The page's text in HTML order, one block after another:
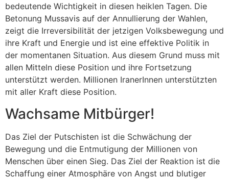
bedeutende Wichtigkeit in diesen heiklen Tagen. Die
Betonung Mussavis auf der Annullierung der Wahlen,
zeigt die Irreversibilität der jetzigen Volksbewegung und
ihre Kraft und Energie und ist eine effektive Politik in
der momentanen Situation. Aus diesem Grund muss mit
allen Mitteln diese Position und ihre Fortsetzung
unterstützt werden. Millionen IranerInnen unterstützten
mit aller Kraft diese Position.
Wachsame Mitbürger!
Das Ziel der Putschisten ist die Schwächung der
Bewegung und die Entmutigung der Millionen von
Menschen über einen Sieg. Das Ziel der Reaktion ist die
Schaffung einer Atmosphäre von Angst und blutiger